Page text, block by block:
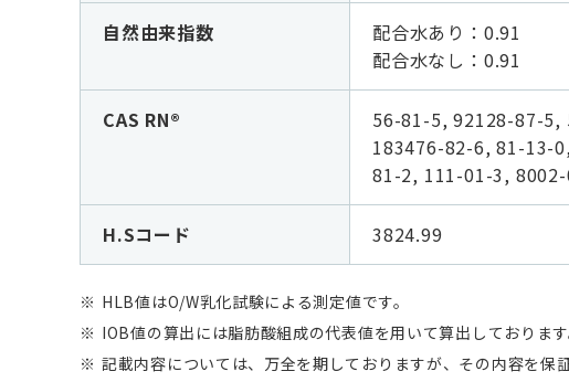
自然由来指数
配合水あり：0.91
配合水なし： 0.91
CAS RN®
56-81-5, 92128-87-5,
183476-82-6, 81-13-
81-2, 111-01-3,
H.Sコード 3824.99
HLB値はO/W乳化試験による測定値です。
IOB値の算出には脂肪酸組成の代表値を用いて算出しておりま
記載内容については、万全を期しておりますが、その内容を保